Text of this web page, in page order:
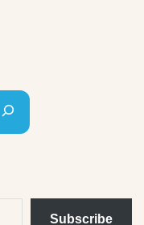
Subscribe